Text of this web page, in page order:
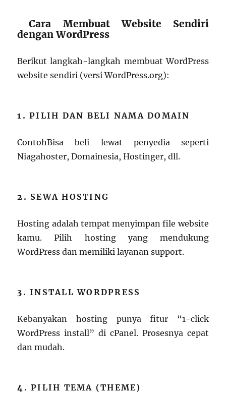
Cara Membuat Website Sendiri
dengan WordPress
Berikut langkah-langkah membuat WordPress
website sendiri (versi WordPress.org):
1.PILIH DAN BELI NAMA DOMAIN
ContohBisa beli lewat penyedia seperti
Niagahoster, Domainesia, Hostinger, dll.
2. SEWA HOSTING
Hosting adalah tempat menyimpan file website
kamu. Pilih hosting yang mendukung
WordPress dan memiliki layanan support.
3.INSTALL WORDPRESS
Kebanyakan hosting punya fitur “1-click
WordPress install” di cPanel. Prosesnya cepat
dan mudah.
4.PILIH TEMA (THEME)